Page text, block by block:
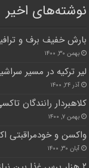
نوشته‌های اخیر
بارش خفیف برف و
بهمن ۳۰, ۱۴۰۰
لیر ترکیه در مسیر
آذر ۲۴, ۱۴۰۰
کلاهبردار رانندگان
بهمن ۷, ۱۴۰۰
واکسن و خودمراقبتی
آبان ۳۰, ۱۴۰۰